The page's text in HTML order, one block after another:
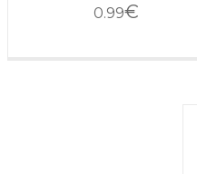
0.99€